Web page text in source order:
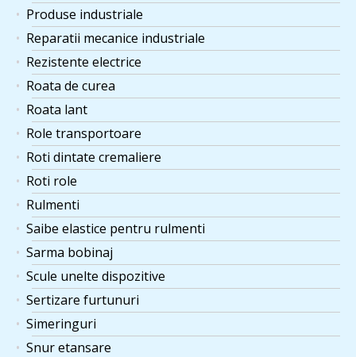
Produse industriale
Reparatii mecanice industriale
Rezistente electrice
Roata de curea
Roata lant
Role transportoare
Roti dintate cremaliere
Roti role
Rulmenti
Saibe elastice pentru rulmenti
Sarma bobinaj
Scule unelte dispozitive
Sertizare furtunuri
Simeringuri
Snur etansare